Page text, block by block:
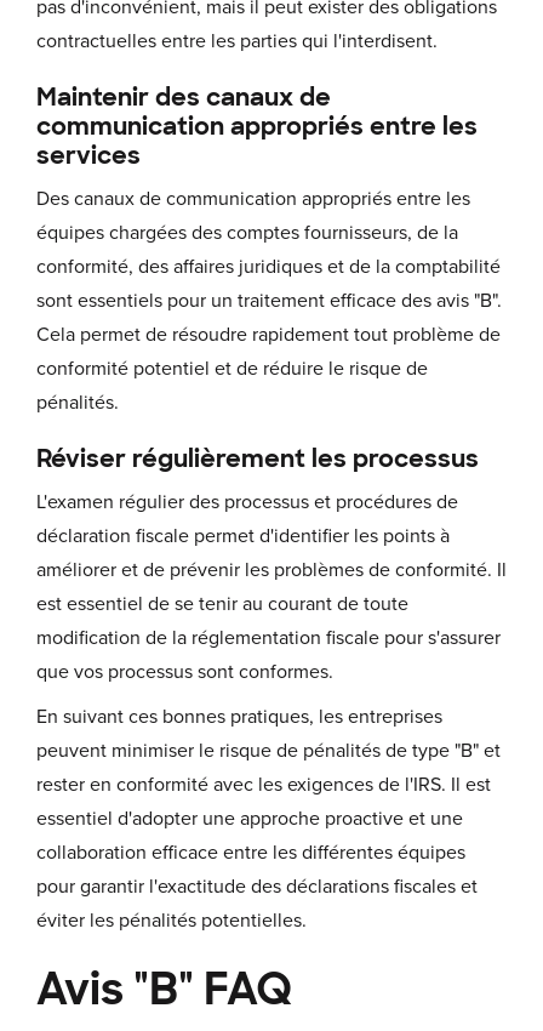
pas d'inconvénient, mais il peut exister des obligations
contractuelles entre les parties qui l'interdisent.
Maintenir des canaux de
communication appropriés entre les
services
Des canaux de communication appropriés entre les
équipes chargées des comptes fournisseurs, de la
conformité, des affaires juridiques et de la comptabilité
sont essentiels pour un traitement efficace des avis "B".
Cela permet de résoudre rapidement tout problème de
conformité potentiel et de réduire le risque de
pénalités.
Réviser régulièrement les processus
L'examen régulier des processus et procédures de
déclaration fiscale permet d'identifier les points à
améliorer et de prévenir les problèmes de conformité. Il
est essentiel de se tenir au courant de toute
modification de la réglementation fiscale pour s'assurer
que vos processus sont conformes.
En suivant ces bonnes pratiques, les entreprises
peuvent minimiser le risque de pénalités de type "B" et
rester en conformité avec les exigences de l'IRS. Il est
essentiel d'adopter une approche proactive et une
collaboration efficace entre les différentes équipes
pour garantir l'exactitude des déclarations fiscales et
éviter les pénalités potentielles.
Avis "B" FAQ